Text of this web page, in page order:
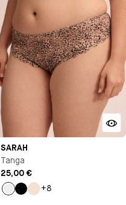
SARAH
Tanga
25,00 €
Imprimé
NoirMilk
+8